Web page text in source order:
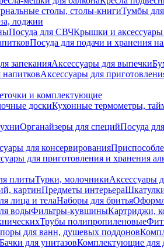
столы, столы-книгиТумбы
лоджии
Посуда для СВЧКрышки и аксессуары
Посуда для подачи и хранения
запеканияАксессуары для выпечки
напитковАксессуары для
и комплектующие
доскиКухонные термометры,
Органайзеры для специйПосуда
для консервирования
для приготовления и хранения
плитыТурки, молочникиАксессуары
картинПредметы интерьера
лица и телаНаборы для бритья
водыФильтры-кувшиныКартриджи,
Трубы полипропиленовые
для ванн, душевых поддонов
Бачки для унитазовКомплектующие для